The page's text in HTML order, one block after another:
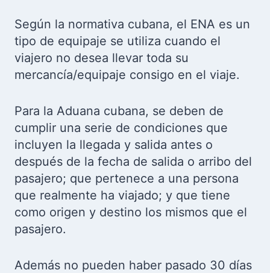
Según la normativa cubana, el ENA es un
tipo de equipaje se utiliza cuando el
viajero no desea llevar toda su
mercancía/equipaje consigo en el viaje.
Para la Aduana cubana, se deben de
cumplir una serie de condiciones que
incluyen la llegada y salida antes o
después de la fecha de salida o arribo del
pasajero; que pertenece a una persona
que realmente ha viajado; y que tiene
como origen y destino los mismos que el
pasajero.
Además no pueden haber pasado 30 días